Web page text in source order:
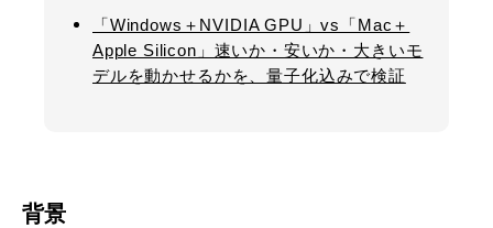
「Windows＋NVIDIA GPU」vs「Mac＋
Apple Silicon」速いか・安いか・大きいモ
デルを動かせるかを、量子化込みで検証
背景